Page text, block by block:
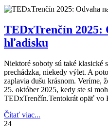
TEDxTrenčín 2025:
hľadisku
Niektoré soboty sú také klasické
prechádzka, niekedy výlet. A
zaplavia dušu krásnom. Veríme,
25. október 2025, kedy ste si
TEDxTrenčín.Tentokrát opäť vo
Čítať viac...
24